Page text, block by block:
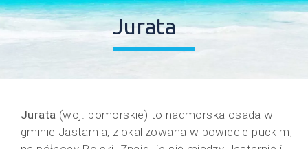
Jurata
Jurata (woj. pomorskie) to nadmorska osada w
gminie Jastarnia, zlokalizowana w powiecie puckim,